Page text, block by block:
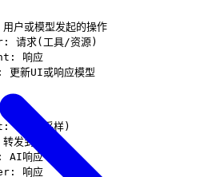
或模型发起的操作
请求(工具/资源)
响应
新UI或响应模型
请求(采样)
发到AI
AI响应
响应